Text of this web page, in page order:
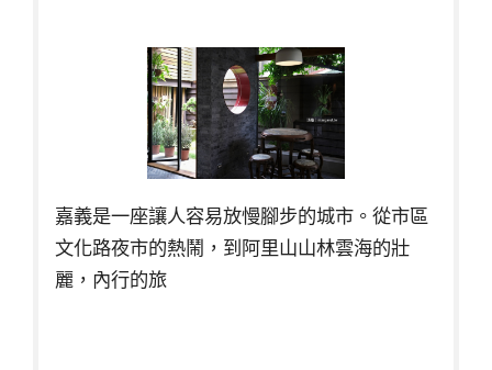
嘉義是一座讓人容易放慢腳步的城市。從市區
文化路夜市的熱鬧，到阿里山山林雲海的壯
麗，內行的旅